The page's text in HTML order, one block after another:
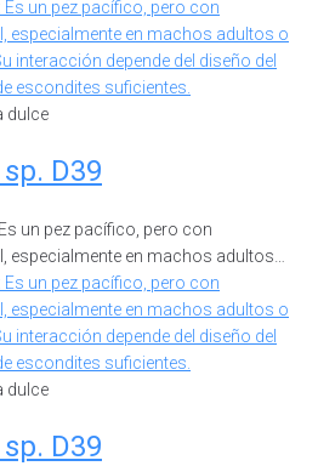
dulce
D39
Es un pez pacífico, pero con
especialmente en machos adultos…
dulce
D39